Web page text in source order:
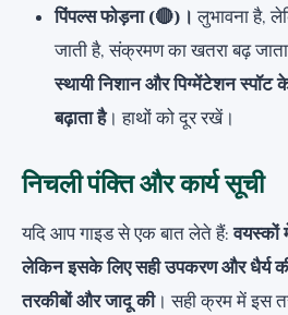
पिंपल्स फोड़ना (🔴)। लुभावना है,
जाती है, संक्रमण का खतरा बढ़
स्थायी निशान और पिग्मेंटेशन
बढ़ाता है। हाथों को दूर रखें।
निचली पंक्ति और कार्य सूची
यदि आप गाइड से एक बात लेते हैं:वयस्कों
लेकिन इसके लिए सही उपकरण और धैर्य
तरकीबों और जादू की। सही क्रम में इस